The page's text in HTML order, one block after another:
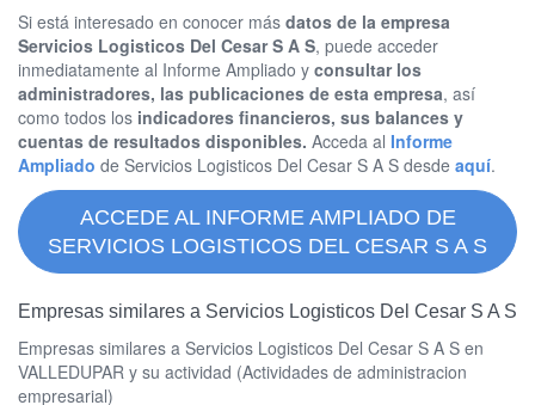
Si está interesado en conocer más datos de la empresa
Servicios Logisticos Del Cesar S A S, puede acceder
inmediatamente al Informe Ampliado y consultar los
administradores, las publicaciones de esta empresa, así
como todos los indicadores financieros, sus balances y
cuentas de resultados disponibles. Acceda al Informe
Ampliado de Servicios Logisticos Del Cesar S A S desde aquí.
ACCEDE AL INFORME AMPLIADO DE
SERVICIOS LOGISTICOS DEL CESAR S A S
Empresas similares a Servicios Logisticos Del Cesar S A S
Empresas similares a Servicios Logisticos Del Cesar S A S en
VALLEDUPAR y su actividad (Actividades de administracion
empresarial)